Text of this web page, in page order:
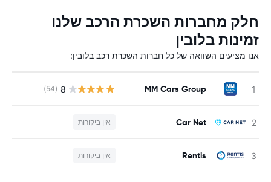
חלק מחברות השכרת הרכב שלנו
זמינות בלובין
אנו מציעים השוואה של כל חברות השכרת רכב בלובין:
MM Cars Group
8
(54)
Car Net אין ביקורות
Rentis אין ביקורות